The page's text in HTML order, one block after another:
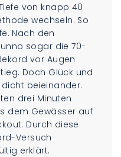
von knapp 40
wechseln. So
Nach den
sogar die 70-
vor Augen
Doch Glück und
beieinander.
drei Minuten
dem Gewässer auf
Durch diese
Versuch
erklärt.